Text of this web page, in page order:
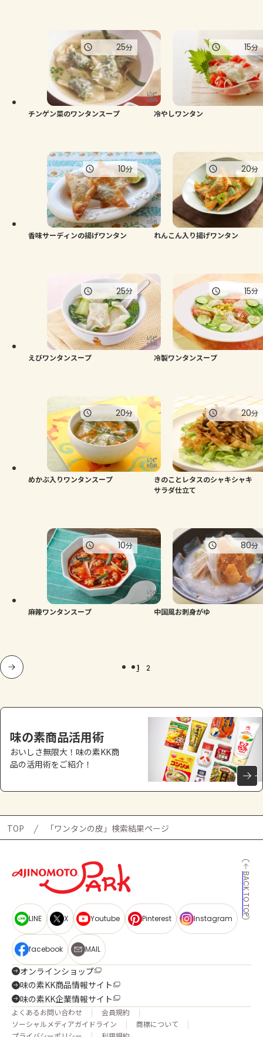
チンゲン菜のワンタンスープ
25分
冷やしワンタン
15分
香味サーディンの揚げワンタン
10分
れんこん入り揚げワンタン
20分
えびワンタンスープ
25分
冷製ワンタンスープ
15分
めかぶ入りワンタンスープ
20分
きのことレタスのシャキシャキ
サラダ仕立て
20分
麻辣ワンタンスープ
10分
中国風お刺身がゆ
80分
1 2
味の素商品活用術
おいしさ無限大！味の素KK商
品の活用術をご紹介！
TOP 「ワンタンの皮」検索結果ページ
BACK TO TOP
LINE X Youtube Pinterest Instagram
facebook MAIL
オンラインショップ
味の素KK商品情報サイト
味の素KK企業情報サイト
よくあるお問い合わせ
会員規約
ソーシャルメディアガイドライン
商標について